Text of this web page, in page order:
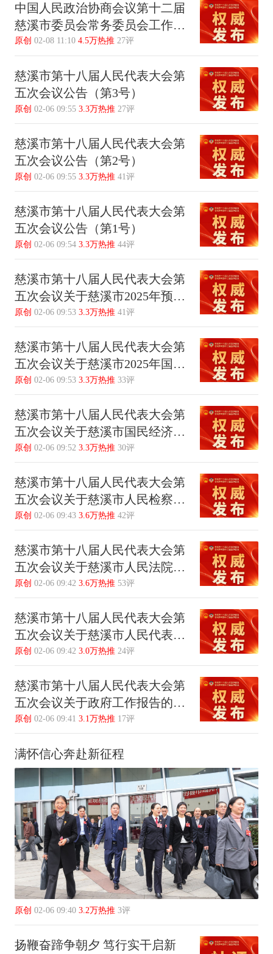
中国人民政治协商会议第十二届
慈溪市委员会常务委员会工作报
告
原创 02-08 11:10 4.5万热推 27评
慈溪市第十八届人民代表大会第
五次会议公告（第3号）
原创 02-06 09:55 3.3万热推 27评
慈溪市第十八届人民代表大会第
五次会议公告（第2号）
原创 02-06 09:55 3.3万热推 41评
慈溪市第十八届人民代表大会第
五次会议公告（第1号）
原创 02-06 09:54 3.3万热推 44评
慈溪市第十八届人民代表大会第
五次会议关于慈溪市2025年预算
执行情况和2026年预算的决议
原创 02-06 09:53 3.3万热推 41评
慈溪市第十八届人民代表大会第
五次会议关于慈溪市2025年国民
经济和社会发展计划执行情况及
2026年国民经济和社会发展计划
的决议
原创 02-06 09:53 3.3万热推 33评
慈溪市第十八届人民代表大会第
五次会议关于慈溪市国民经济和
社会发展第十五个五年规划纲要
的决议
原创 02-06 09:52 3.3万热推 30评
慈溪市第十八届人民代表大会第
五次会议关于慈溪市人民检察院
工作报告的决议
原创 02-06 09:43 3.6万热推 42评
慈溪市第十八届人民代表大会第
五次会议关于慈溪市人民法院工
作报告的决议
原创 02-06 09:42 3.6万热推 53评
慈溪市第十八届人民代表大会第
五次会议关于慈溪市人民代表大
会常务委员会工作报告的决议
原创 02-06 09:42 3.0万热推 24评
慈溪市第十八届人民代表大会第
五次会议关于政府工作报告的决
议
原创 02-06 09:41 3.1万热推 17评
满怀信心奔赴新征程
原创 02-06 09:40 3.2万热推 3评
扬鞭奋蹄争朝夕 笃行实干启新